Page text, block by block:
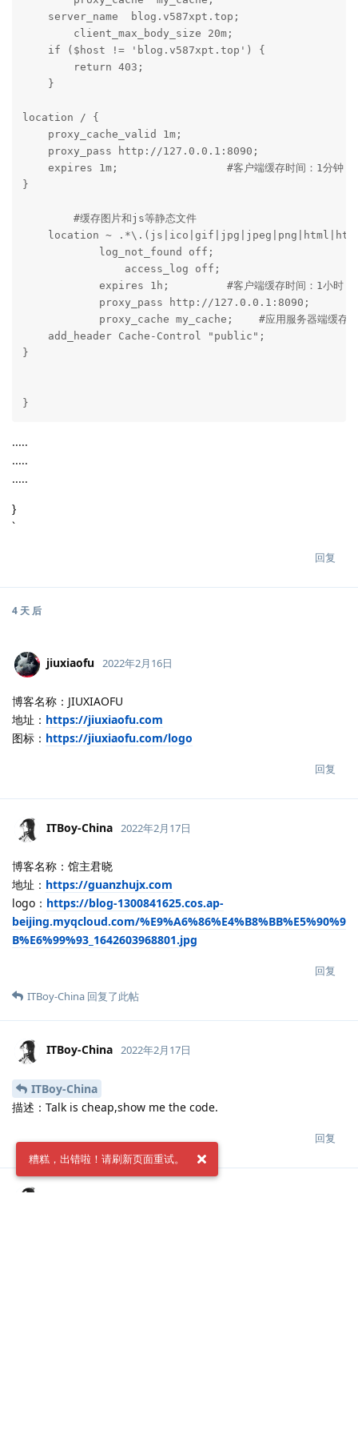
    server_name  blog.v587xpt.top;
    if ($host != 'blog.v587xpt.top') {
        return 403;
    }
location / {
    proxy_cache_valid 1m;
    proxy_pass http://127.0.0.1:8090;
    expires 1m;			#客户端缓存时间：1分钟
}
location ~
    add_header Cache-Control "public";
}
}
.....
.....
.....
}
`
回复
4 天 后
jiuxiaofu 2022年2月16日
博客名称：JIUXIAOFU
地址： https://jiuxiaofu.com
图标： https://jiuxiaofu.com/logo
回复
ITBoy-China 2022年2月17日
博客名称：馆主君晓
地址： https://guanzhujx.com
logo： https://blog-1300841625.cos.ap-
beijing.myqcloud.com/%E9%A6%86%E4%B8%BB%E5%90%9
B%E6%99%93_1642603968801.jpg
回复
ITBoy-China 回复了此帖
ITBoy-China 2022年2月17日
ITBoy-China
描述：Talk is cheap,show me the code.
回复
糟糕，出错啦！请刷新页面重试。